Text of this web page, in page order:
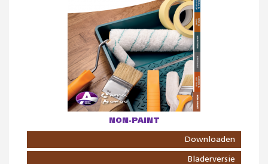
NON-PAINT
Downloaden
Bladerversie